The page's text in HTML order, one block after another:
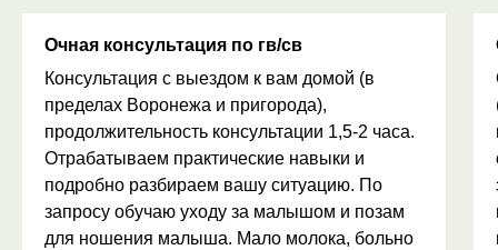
Очная консультация по гв/св
Консультация с выездом к вам домой (в
пределах Воронежа и пригорода),
продолжительность консультации 1,5-2 часа.
Отрабатываем практические навыки и
подробно разбираем вашу ситуацию. По
запросу обучаю уходу за малышом и позам
для ношения малыша. Мало молока, больно